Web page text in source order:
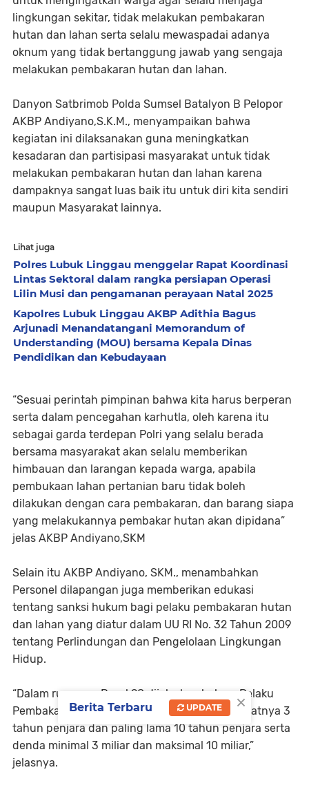
lingkungan sekitar, tidak melakukan pembakaran
hutan dan lahan serta selalu mewaspadai adanya
oknum yang tidak bertanggung jawab yang sengaja
melakukan pembakaran hutan dan lahan.
Danyon Satbrimob Polda Sumsel Batalyon B Pelopor
AKBP Andiyano,S.K.M., menyampaikan bahwa
kegiatan ini dilaksanakan guna meningkatkan
kesadaran dan partisipasi masyarakat untuk tidak
melakukan pembakaran hutan dan lahan karena
dampaknya sangat luas baik itu untuk diri kita sendiri
maupun Masyarakat lainnya.
Lihat juga
Polres Lubuk Linggau menggelar Rapat Koordinasi
Lintas Sektoral dalam rangka persiapan Operasi
Lilin Musi dan pengamanan perayaan Natal 2025
Kapolres Lubuk Linggau AKBP Adithia Bagus
Arjunadi Menandatangani Memorandum of
Understanding (MOU) bersama Kepala Dinas
Pendidikan dan Kebudayaan
“Sesuai perintah pimpinan bahwa kita harus berperan
serta dalam pencegahan karhutla, oleh karena itu
sebagai garda terdepan Polri yang selalu berada
bersama masyarakat akan selalu memberikan
himbauan dan larangan kepada warga, apabila
pembukaan lahan pertanian baru tidak boleh
dilakukan dengan cara pembakaran, dan barang siapa
yang melakukannya pembakar hutan akan dipidana”
jelas AKBP Andiyano,SKM
Selain itu AKBP Andiyano, SKM., menambahkan
Personel dilapangan juga memberikan edukasi
tentang sanksi hukum bagi pelaku pembakaran hutan
dan lahan yang diatur dalam UU RI No. 32 Tahun 2009
tentang Perlindungan dan Pengelolaan Lingkungan
Hidup.
“Dalam rumusan Pasal 98 dijelaskan bahwa Pelaku
Pembakaran Hutan dan Lahan diancam secepatnya 3
tahun penjara dan paling lama 10 tahun penjara serta
denda minimal 3 miliar dan maksimal 10 miliar,”
jelasnya.
×
Berita Terbaru UPDATE